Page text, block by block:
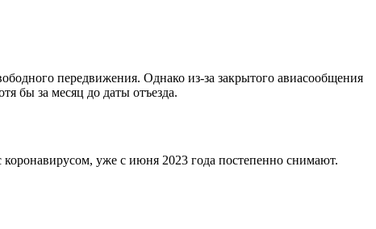
передвижения. Однако из-за закрытого авиасообщения
бы за месяц до даты отъезда.
уже с июня 2023 года постепенно снимают.